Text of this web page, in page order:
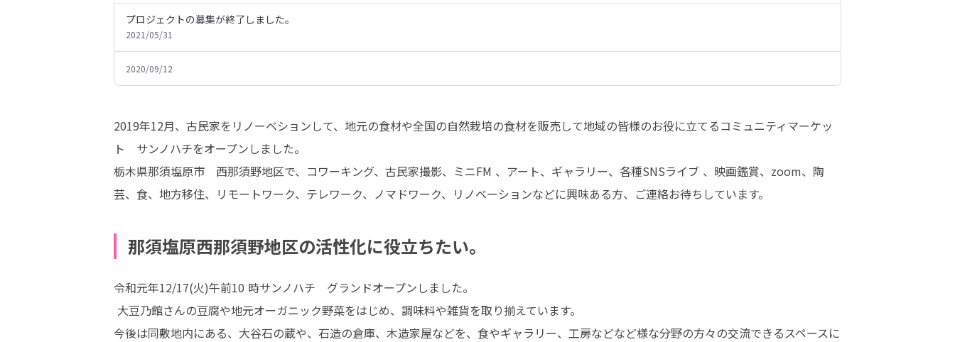
プロジェクトの募集が終了しました。
2021/05/31
2020/09/12
2019年12月、古民家をリノーベションして、地元の食材や全国の自然栽培の食材を販売して地域の皆様のお役に立てるコミュニティマーケッ
ト　サンノハチをオープンしました。
栃木県那須塩原市　西那須野地区で、コワーキング、古民家撮影、ミニFM 、アート、ギャラリー、各種SNSライブ 、映画鑑賞、zoom、陶
芸、食、地方移住、リモートワーク、テレワーク、ノマドワーク、リノベーションなどに興味ある方、ご連絡お待ちしています。
那須塩原西那須野地区の活性化に役立ちたい。
‪令和元年12/17(火)午前10 時サンノハチ　グランドオープン‬しました。
‪今後は同敷地内にある、大谷石の蔵や、石造の倉庫、木造家屋などを、食やギャラリー、工房などなど様な分野の方々の交流できるスペースに